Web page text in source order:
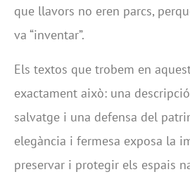
que llavors no eren parcs,
va “inventar”.
Els textos que trobem en
exactament això: una
salvatge i una defensa del
elegància i fermesa exposa la
preservar i protegir els espais